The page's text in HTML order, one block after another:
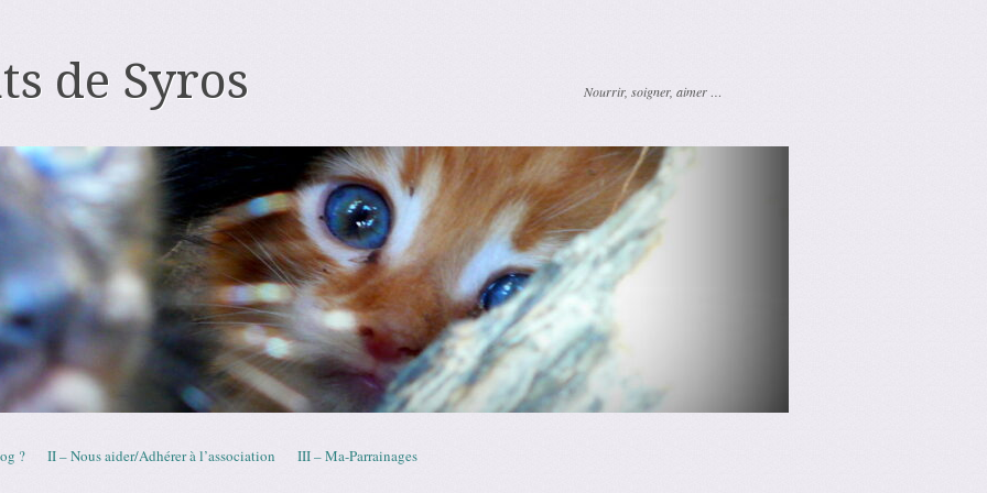
de Syros Nourrir, soigner, aimer …
? II – Nous aider/Adhérer à l’association III – Ma-Parrainages